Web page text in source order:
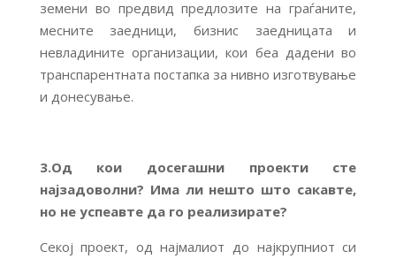
земени во предвид предлозите на граѓаните,
месните заедници, бизнис заедницата и
невладините организации, кои беа дадени во
транспарентната постапка за нивно изготвување
и донесување.
3.Од кои досегашни проекти сте
најзадоволни? Има ли нешто што сакавте,
но не успеавте да го реализирате?
Секој проект, од најмалиот до најкрупниот си